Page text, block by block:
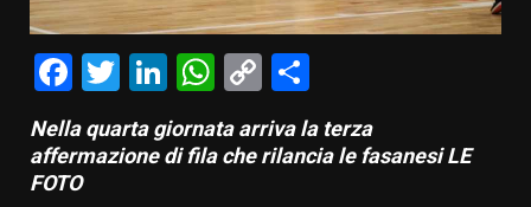
Facebook
Twitter
LinkedIn
WhatsApp
Copy
Link
Nella quarta giornata arriva la terza
affermazione di fila che rilancia le fasanesi LE
FOTO